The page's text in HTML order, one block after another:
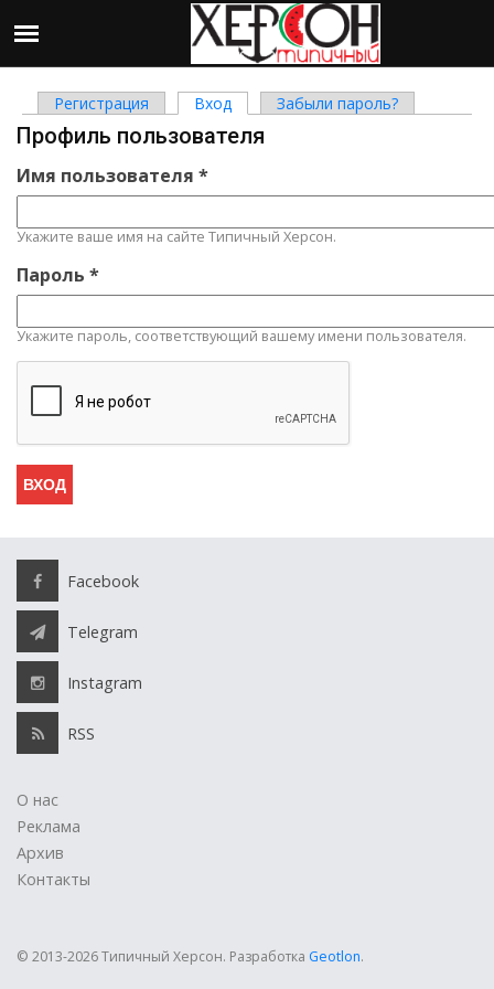
Главные вкладки
Регистрация Вход (активная вкладка)
Забыли пароль?
Профиль пользователя
Имя пользователя *
Укажите ваше имя на сайте Типичный Херсон.
Пароль *
Укажите пароль, соответствующий вашему имени пользователя.
Facebook
Telegram
Instagram
RSS
О нас
Реклама
Архив
Контакты
© 2013-2026 Типичный Херсон. Разработка Geotlon.